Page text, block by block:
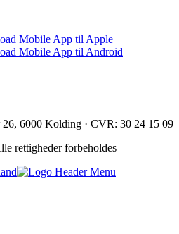
26, 6000 Kolding · CVR: 30 24 15 09
rettigheder forbeholdes